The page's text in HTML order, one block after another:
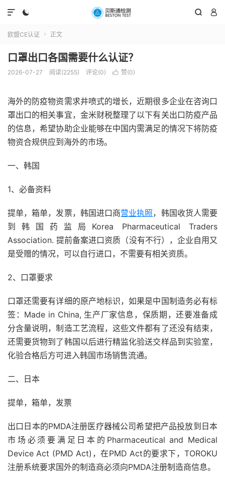
  

欧盟CE认证  正文
口罩出口各国需要什么认证？
2026-07-27 阅读(2255) 评论(0)  赞(0)
海外的防疫物资需求井喷式的增长，近期很多企业在咨询口
罩出口的相关事宜，金米财税整理了以下有关出口防疫产品
的信息，希望协助企业能够在中国内需满足的情况下将防疫
物资合规供应到海外的市场。
一、韩国
1、必备资料
提单，箱单，发票，韩国进口商营业执照，韩国收货人需要
到韩国药监局Korea Pharmaceutical Traders
Association. 提前备案进口资质（没有不行），企业自用又
是受赠的情况，可以自行进口，不需要有相关资质。
2、口罩要求
口罩还需要有详细的原产地标识，如果是中国制造务必有标
签：Made in China, 生产厂家信息，保质期，还要准备成
分含量说明，制造工艺流程，这些文件都有了还没有结束，
还需要货物到了韩国以后进行精监化验送交样品到实验室，
化验合格后方可进入韩国市场销售流通。
二、日本
提单，箱单，发票
出口日本的PMDA注册医疗器械公司希望把产品投放到日本
市场必须要满足日本的Pharmaceutical and Medical
Device Act (PMD Act)，在PMD Act的要求下，TOROKU
注册系统要求国外的制造商必须向PMDA注册制造商信息。